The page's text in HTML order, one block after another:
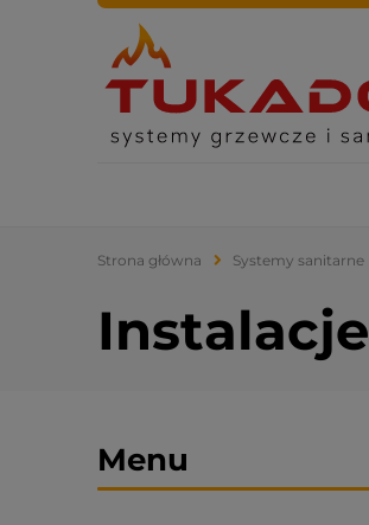
Strona główna Systemy sanitarne
Instalacje
Menu